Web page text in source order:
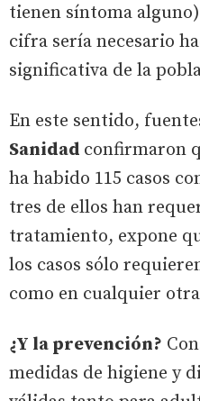
tienen síntoma
cifra sería necesario
significativa de la
En este sentido,
Sanidad confirmaron
ha habido 115 casos
tres de ellos han
tratamiento, expone
los casos sólo
como en cualquier
¿Y la prevención?
medidas de higiene y